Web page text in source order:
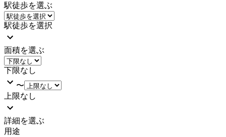
駅徒歩を選ぶ
駅徒歩を選択
面積を選ぶ
下限なし
〜
上限なし
詳細を選ぶ
用途